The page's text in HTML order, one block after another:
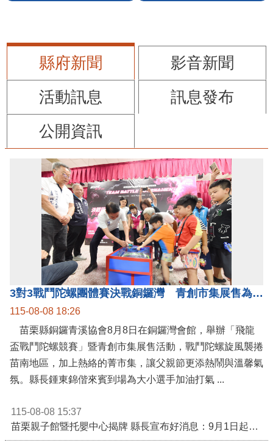
縣府新聞
影音新聞
活動訊息
訊息發布
公開資訊
3對3戰鬥陀螺團體賽決戰銅鑼灣 青創市集展售為父親節增添繽紛
115-08-08 18:26
苗栗縣銅鑼青溪協會8月8日在銅鑼灣會館，舉辦「飛龍
盃戰鬥陀螺競賽」暨青創市集展售活動，戰鬥陀螺旋風襲捲
苗南地區，加上熱絡的菁市集，讓父親節更添熱鬧與溫馨氣
氛。縣長鍾東錦偕來賓到場為大小選手加油打氣 ...
115-08-08 15:37
苗栗親子館暨托嬰中心揭牌 縣長宣布好消息：9月1日起調降臨時托嬰費用